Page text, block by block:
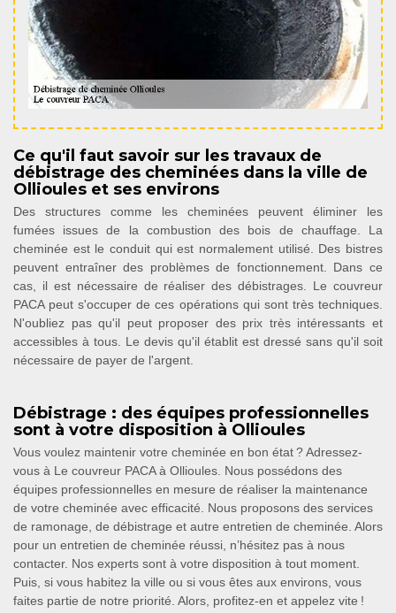
Ce qu'il faut savoir sur les travaux de
débistrage des cheminées dans la ville de
Ollioules et ses environs
Des structures comme les cheminées peuvent éliminer les
fumées issues de la combustion des bois de chauffage. La
cheminée est le conduit qui est normalement utilisé. Des bistres
peuvent entraîner des problèmes de fonctionnement. Dans ce
cas, il est nécessaire de réaliser des débistrages. Le couvreur
PACA peut s'occuper de ces opérations qui sont très techniques.
N'oubliez pas qu'il peut proposer des prix très intéressants et
accessibles à tous. Le devis qu'il établit est dressé sans qu'il soit
nécessaire de payer de l'argent.
Débistrage : des équipes professionnelles
sont à votre disposition à Ollioules
Vous voulez maintenir votre cheminée en bon état ? Adressez-
vous à Le couvreur PACA à Ollioules. Nous possédons des
équipes professionnelles en mesure de réaliser la maintenance
de votre cheminée avec efficacité. Nous proposons des services
de ramonage, de débistrage et autre entretien de cheminée. Alors
pour un entretien de cheminée réussi, n’hésitez pas à nous
contacter. Nos experts sont à votre disposition à tout moment.
Puis, si vous habitez la ville ou si vous êtes aux environs, vous
faites partie de notre priorité. Alors, profitez-en et appelez vite !